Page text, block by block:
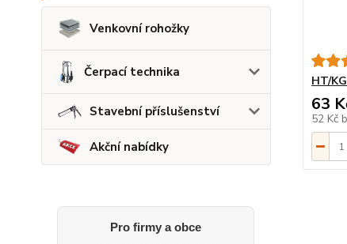
Venkovní rohožky
Čerpací technika
Stavební příslušenství
Akční nabídky
Pro firmy a obce
HT/
63
52 Kč